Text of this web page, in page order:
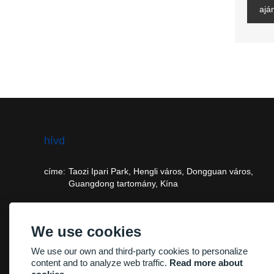
hívd
címe: Taozi Ipari Park, Hengli város, Dongguan város,
Guangdong tartomány, Kína
e - mail: frank@vision-tool.com.cn
telefon: +86-15916856150
We use cookies
We use our own and third-party cookies to personalize
content and to analyze web traffic. Read more about